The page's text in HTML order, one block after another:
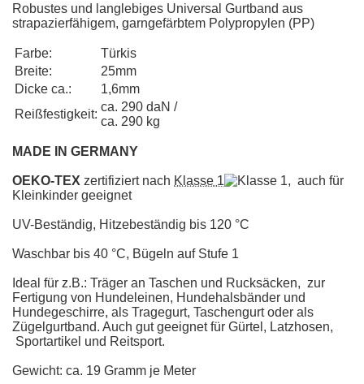
Robustes und langlebiges Universal Gurtband aus
strapazierfähigem, garngefärbtem Polypropylen (PP)
Farbe:
Türkis
Breite:
25mm
Dicke ca.:
1,6mm
Reißfestigkeit:
ca. 290 daN /
ca. 290 kg
MADE IN GERMANY
OEKO-TEX zertifiziert nach Klasse 1
, auch für
Kleinkinder geeignet
UV-Beständig, Hitzebeständig bis 120 °C
Waschbar bis 40 °C, Bügeln auf Stufe 1
Ideal für z.B.: Träger an Taschen und Rucksäcken, zur
Fertigung von Hundeleinen, Hundehalsbänder und
Hundegeschirre, als Tragegurt, Taschengurt oder als
Zügelgurtband. Auch gut geeignet für Gürtel, Latzhosen,
Sportartikel und Reitsport.
Gewicht: ca. 19 Gramm je Meter